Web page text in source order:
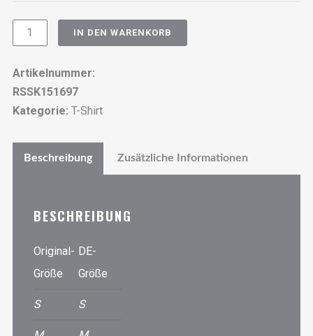
Mens
T-
Shirt
-
Rebel
-
RSSK151697
IN DEN WARENKORB
Artikelnummer:
RSSK151697
Kategorie: T-Shirt
Beschreibung Zusätzliche Informationen
BESCHREIBUNG
Original-
Größe
DE-
Größe
S S